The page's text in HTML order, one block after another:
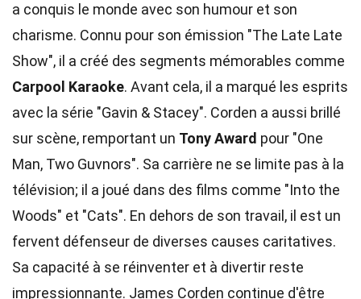
a conquis le monde avec son humour et son
charisme. Connu pour son émission "The Late Late
Show", il a créé des segments mémorables comme
Carpool Karaoke. Avant cela, il a marqué les esprits
avec la série "Gavin & Stacey". Corden a aussi brillé
sur scène, remportant un Tony Award pour "One
Man, Two Guvnors". Sa carrière ne se limite pas à la
télévision; il a joué dans des films comme "Into the
Woods" et "Cats". En dehors de son travail, il est un
fervent défenseur de diverses causes caritatives.
Sa capacité à se réinventer et à divertir reste
impressionnante. James Corden continue d'être